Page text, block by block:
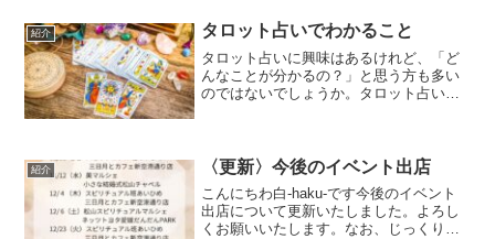
コース７...
紹介 タロット占いでわかること
タロット占いに興味はあるけれど、「ど
んなことが分かるの？」と思う方も多い
のではないでしょうか。タロット占い
在の状況や心の状態を読み...
紹介 〈更新〉今後のイベント出店
こんにちわ白-haku-です今後のイベント
出店について更新いたしました。よろし
くお願いいたします。なお、じっくり鑑